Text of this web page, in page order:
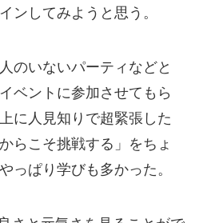
ンしてみようと思う。
のいないパーティなどと
ベントに参加させてもら
に人見知りで超緊張した
らこそ挑戦する」をちょ
っぱり学びも多かった。